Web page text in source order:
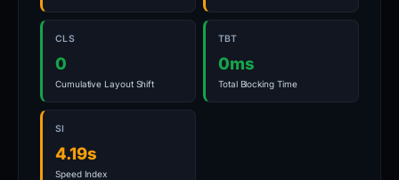
if
additional
payloads
exfiltration
CLS
0
Cumulative Layout Shift
TBT
0ms
Total Blocking Time
SI
4.19s
Speed Index